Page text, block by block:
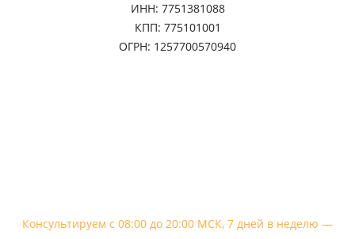
ИНН: 7751381088
КПП: 775101001
ОГРН: 1257700570940
Консультируем с 08:00 до 20:00 МСК, 7 дней в неделю —